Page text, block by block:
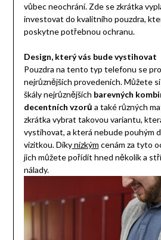
vůbec neochrání. Zde se zkrátka
investovat do kvalitního pouzdra,
poskytne potřebnou ochranu.
Design, který vás bude vystihovat
Pouzdra na tento typ telefonu se
nejrůznějších provedeních. Můžete
škály nejrůznějších barevných
decentních vzorů a také různých
zkrátka vybrat takovou variantu,
vystihovat, a která nebude pouhým
vizitkou. Díkynízkým cenám za tyto
jich můžete pořídit hned několik a
nálady.